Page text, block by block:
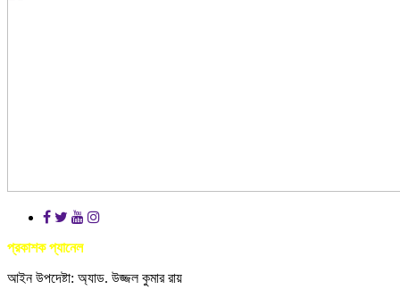
প্রকাশক প্যানেল
আইন উপদেষ্টা: অ্যাড. উজ্জল কুমার রায়